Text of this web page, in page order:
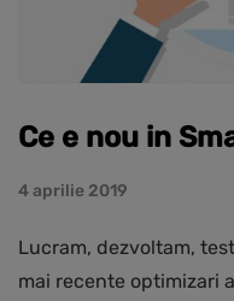
Ce e nou in
4 aprilie 2019
Lucram, dezvoltam,
mai recente optimizari